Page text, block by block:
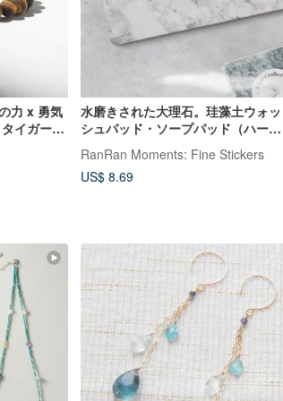
力 x 勇気
イガーア
水磨きされた大理石。珪藻土ウォッ
シュパッド・ソープパッド（ハード
タイプ）
RanRan Moments: Fine Stickers
US$ 8.69